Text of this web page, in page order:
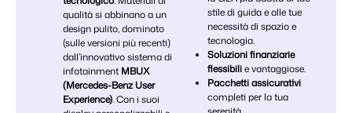
qualità si abbinano a un
design pulito, dominato
(sulle versioni più recenti)
dall’innovativo sistema di
infotainment MBUX
(Mercedes-Benz User
Experience). Con i suoi
stile di guida e alle tue
necessità di spazio e
tecnologia.
Soluzioni finanziarie
flessibilie vantaggiose.
Pacchetti assicurativi
completi per la tua